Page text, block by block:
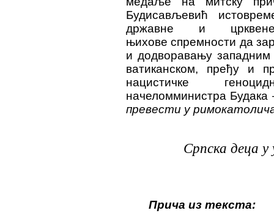
Будисављевић
државне и
њихове спремности да
и додворавању
ватиканском, пређу и
нацистичке
начеломминистра
превести у
Српска деца
Прича из текста: